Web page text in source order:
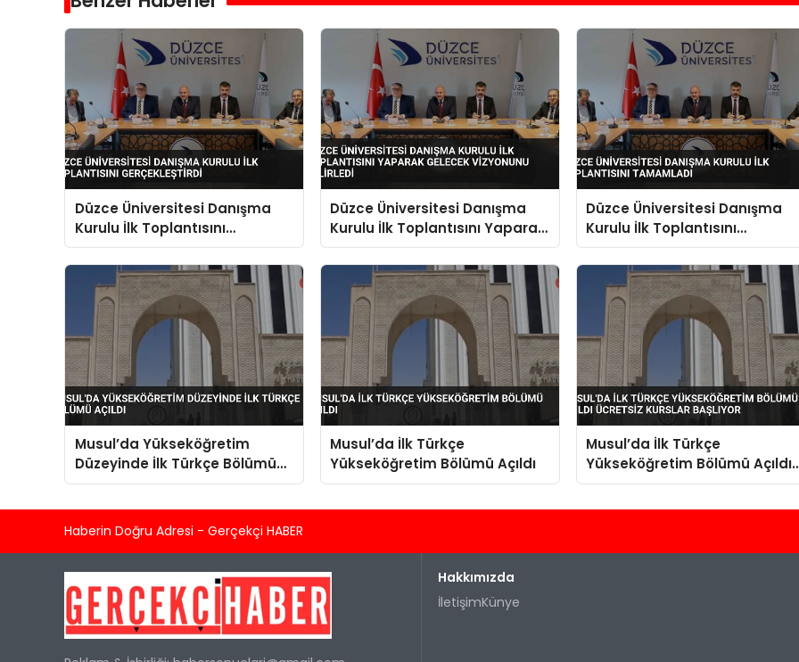
Düzce Üniversitesi Danışma
Kurulu İlk Toplantısını
Gerçekleştirdi
Düzce Üniversitesi Danışma
Kurulu İlk Toplantısını Yaparak
Gelecek Vizyonunu Belirledi
Düzce Üniversitesi Danışma
Kurulu İlk Toplantısını
Tamamladı
Musul’da Yükseköğretim
Düzeyinde İlk Türkçe Bölümü
Açıldı
Musul’da İlk Türkçe
Yükseköğretim Bölümü Açıldı
Musul’da İlk Türkçe
Yükseköğretim Bölümü Açıldı
Ücretsiz Kurslar Başlıyor
Haberin Doğru Adresi - Gerçekçi HABER
Hakkımızda
İletişimKünye